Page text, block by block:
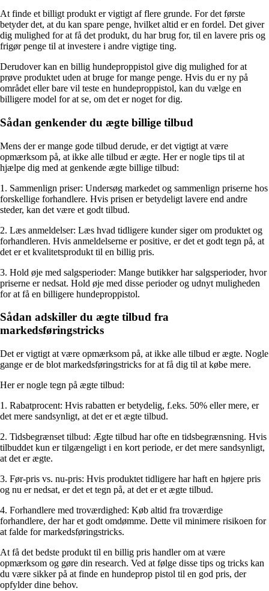
At finde et billigt produkt er vigtigt af flere grunde. For det første
betyder det, at du kan spare penge, hvilket altid er en fordel. Det giver
dig mulighed for at få det produkt, du har brug for, til en lavere pris og
frigør penge til at investere i andre vigtige ting.
Derudover kan en billig hundeproppistol give dig mulighed for at
prøve produktet uden at bruge for mange penge. Hvis du er ny på
området eller bare vil teste en hundeproppistol, kan du vælge en
billigere model for at se, om det er noget for dig.
Sådan genkender du ægte billige tilbud
Mens der er mange gode tilbud derude, er det vigtigt at være
opmærksom på, at ikke alle tilbud er ægte. Her er nogle tips til at
hjælpe dig med at genkende ægte billige tilbud:
1. Sammenlign priser: Undersøg markedet og sammenlign priserne hos
forskellige forhandlere. Hvis prisen er betydeligt lavere end andre
steder, kan det være et godt tilbud.
2. Læs anmeldelser: Læs hvad tidligere kunder siger om produktet og
forhandleren. Hvis anmeldelserne er positive, er det et godt tegn på, at
det er et kvalitetsprodukt til en billig pris.
3. Hold øje med salgsperioder: Mange butikker har salgsperioder, hvor
priserne er nedsat. Hold øje med disse perioder og udnyt muligheden
for at få en billigere hundeproppistol.
Sådan adskiller du ægte tilbud fra
markedsføringstricks
Det er vigtigt at være opmærksom på, at ikke alle tilbud er ægte. Nogle
gange er de blot markedsføringstricks for at få dig til at købe mere.
Her er nogle tegn på ægte tilbud:
1. Rabatprocent: Hvis rabatten er betydelig, f.eks. 50% eller mere, er
det mere sandsynligt, at det er et ægte tilbud.
2. Tidsbegrænset tilbud: Ægte tilbud har ofte en tidsbegrænsning. Hvis
tilbuddet kun er tilgængeligt i en kort periode, er det mere sandsynligt,
at det er ægte.
3. Før-pris vs. nu-pris: Hvis produktet tidligere har haft en højere pris
og nu er nedsat, er det et tegn på, at det er et ægte tilbud.
4. Forhandlere med troværdighed: Køb altid fra troværdige
forhandlere, der har et godt omdømme. Dette vil minimere risikoen for
at falde for markedsføringstricks.
At få det bedste produkt til en billig pris handler om at være
opmærksom og gøre din research. Ved at følge disse tips og tricks kan
du være sikker på at finde en hundeprop pistol til en god pris, der
opfylder dine behov.